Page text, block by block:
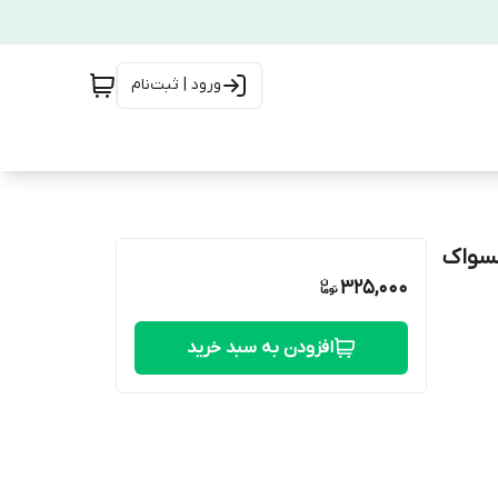
ورود | ثبت‌نام
325,000
افزودن به سبد خرید